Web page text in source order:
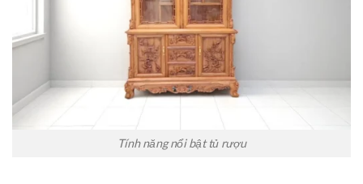
Tính năng nổi bật tủ rượu